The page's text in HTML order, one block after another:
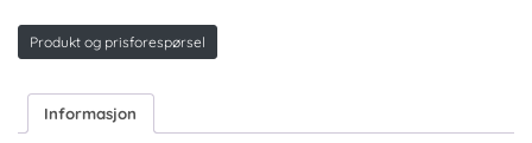
hjul.
GA00
Produkt og prisforespørsel
Informasjon